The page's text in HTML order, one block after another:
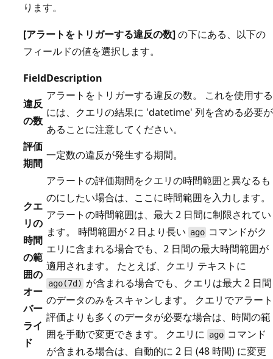
ります。
[アラートをトリガーする違反の数]の下にある、以下の
フィールドの値を選択します。
FieldDescription
違反
の数
アラートをトリガーする違反の数。 これを使用する
には、クエリの結果に 'datetime' 列を含める必要が
あることに注意してください。
評価
期間
一定数の違反が発生する期間。
クエ
リの
時間
の範
囲の
オー
バー
ライ
ド
アラートの評価期間をクエリの時間範囲と異なるも
のにしたい場合は、ここに時間範囲を入力します。
アラートの時間範囲は、最大 2 日間に制限されてい
ます。 時間範囲が 2 日より長い ago コマンドがク
エリに含まれる場合でも、2 日間の最大時間範囲が
適用されます。 たとえば、クエリ テキストに
ago(7d) が含まれる場合でも、クエリは最大 2 日間
のデータのみをスキャンします。 クエリでアラート
評価よりも多くのデータが必要な場合は、時間の範
囲を手動で変更できます。 クエリに ago コマンド
が含まれる場合は、自動的に 2 日 (48 時間) に変更